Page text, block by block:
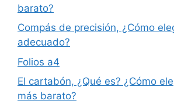
barato?
Compás de precisión, ¿Cómo
adecuado?
Folios a4
El cartabón, ¿Qué es? ¿Cómo
más barato?